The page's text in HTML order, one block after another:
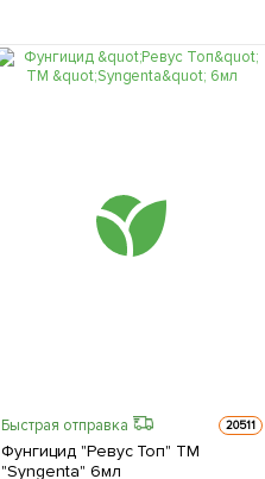
Быстрая отправка 20511
Фунгицид "Ревус Топ" ТМ
"Syngenta" 6мл